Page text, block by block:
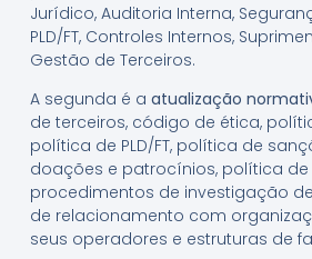
Jurídico, Auditoria Interna,
PLD/FT, Controles Internos,
Gestão de Terceiros.
A segunda é a atualização
de terceiros, código de ética,
política de PLD/FT, política de
doações e patrocínios, política
procedimentos de investigação
de relacionamento com
seus operadores e estruturas de